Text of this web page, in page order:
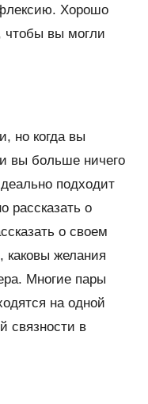
Хорошо
чтобы вы могли
но когда вы
вы больше ничего
подходит
рассказать о
о своем
каковы желания
Многие пары
на одной
связности в